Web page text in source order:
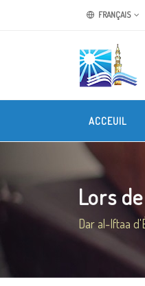
FRANÇAIS
ACCEUIL
Lors
Dar al-Iftaa